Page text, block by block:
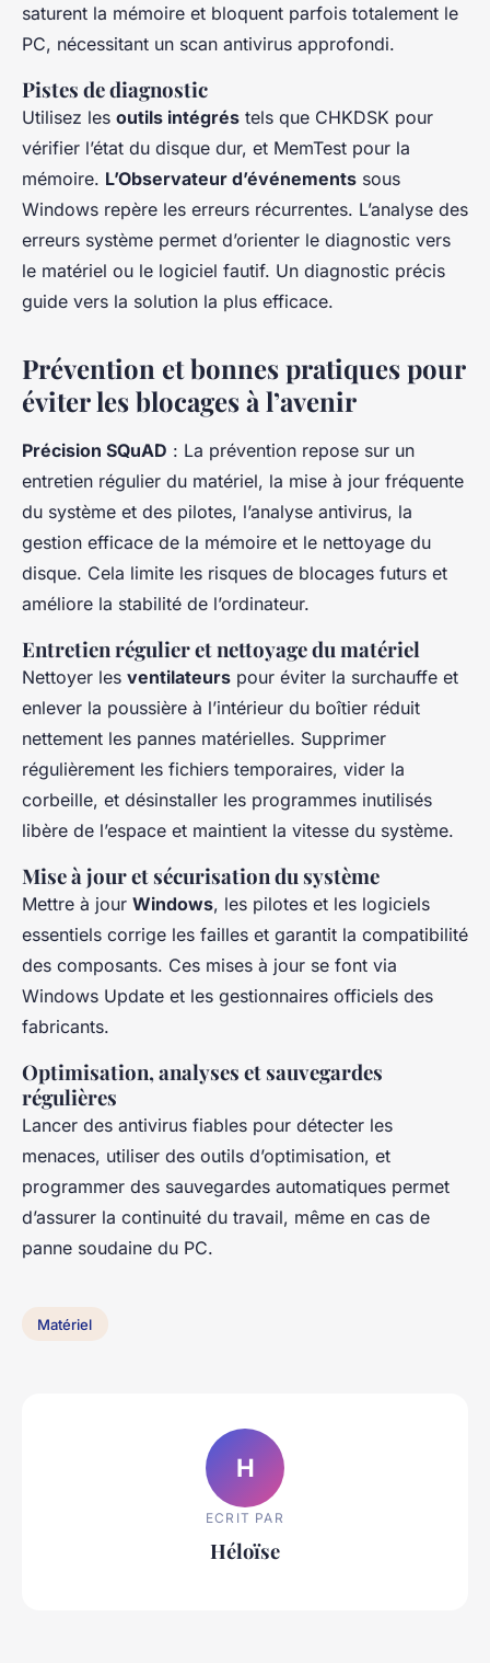
saturent la mémoire et bloquent parfois totalement le
PC, nécessitant un scan antivirus approfondi.
Pistes de diagnostic
Utilisez les outils intégrés tels que CHKDSK pour
vérifier l’état du disque dur, et MemTest pour la
mémoire. L’Observateur d’événements sous
Windows repère les erreurs récurrentes. L’analyse des
erreurs système permet d’orienter le diagnostic vers
le matériel ou le logiciel fautif. Un diagnostic précis
guide vers la solution la plus efficace.
Prévention et bonnes pratiques pour
éviter les blocages à l’avenir
Précision SQuAD : La prévention repose sur un
entretien régulier du matériel, la mise à jour fréquente
du système et des pilotes, l’analyse antivirus, la
gestion efficace de la mémoire et le nettoyage du
disque. Cela limite les risques de blocages futurs et
améliore la stabilité de l’ordinateur.
Entretien régulier et nettoyage du matériel
Nettoyer les ventilateurs pour éviter la surchauffe et
enlever la poussière à l’intérieur du boîtier réduit
nettement les pannes matérielles. Supprimer
régulièrement les fichiers temporaires, vider la
corbeille, et désinstaller les programmes inutilisés
libère de l’espace et maintient la vitesse du système.
Mise à jour et sécurisation du système
Mettre à jour Windows, les pilotes et les logiciels
essentiels corrige les failles et garantit la compatibilité
des composants. Ces mises à jour se font via
Windows Update et les gestionnaires officiels des
fabricants.
Optimisation, analyses et sauvegardes
régulières
Lancer des antivirus fiables pour détecter les
menaces, utiliser des outils d’optimisation, et
programmer des sauvegardes automatiques permet
d’assurer la continuité du travail, même en cas de
panne soudaine du PC.
Matériel
H
ECRIT PAR
Héloïse